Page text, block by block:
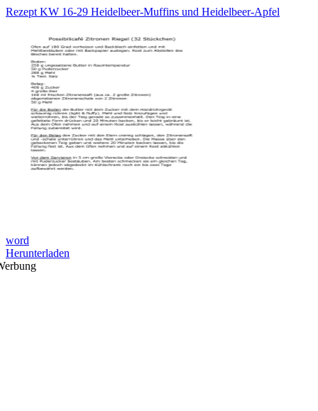
Rezept KW 16-29 Heidelbeer-Muffins und Heidelbeer-Apfel
word
Herunterladen